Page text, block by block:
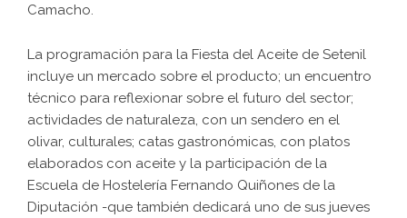
Camacho.
La programación para la Fiesta del Aceite de Setenil
incluye un mercado sobre el producto; un encuentro
técnico para reflexionar sobre el futuro del sector;
actividades de naturaleza, con un sendero en el
olivar, culturales; catas gastronómicas, con platos
elaborados con aceite y la participación de la
Escuela de Hostelería Fernando Quiñones de la
Diputación -que también dedicará uno de sus jueves